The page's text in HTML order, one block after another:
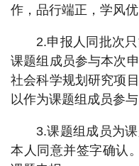
作，品行端正，学风优
2.申报人同批次
课题组成员参与本次
社会科学规划研究项
以作为课题组成员参与
3.课题组成员为
本人同意并签字确认